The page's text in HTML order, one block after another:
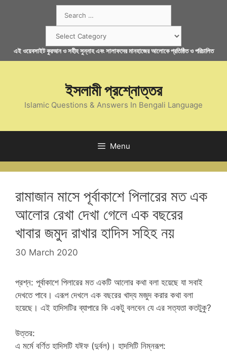
for:
এই ওয়েবসাইট কুরআন ও সহীহ সুন্নাহ এবং সালাফদের মানহাজের আলোকে প্রতিষ্ঠিত ও পরিচালিত
ইসলামী প্রশ্নোত্তর
Islamic Questions & Answers In Bengali Language
Menu
রামাজান মাসে পূর্বাকাশে পিলারের মত এক
আলোর রেখা দেখা গেলে এক বছরের
খাবার জমুদ রাখার হাদিস সহিহ নয়
30 March 2020
প্রশ্ন: পূর্বাকাশে পিলারের মত একটি আলোর কথা বলা হয়েছে যা সবাই
দেখতে পাবে। এরূপ দেখলে এক বছরের খাদ্য মজুদ করার কথা বলা
হয়েছে। এই হাদিসটির ব্যাপারে কি একটু বলবেন যে এর সত্যতা কতটুকু?
উত্তর:
এ মর্মে বর্ণিত হাদিসটি যঈফ (দুর্বল)। হাদসিটি নিম্নরূপ: